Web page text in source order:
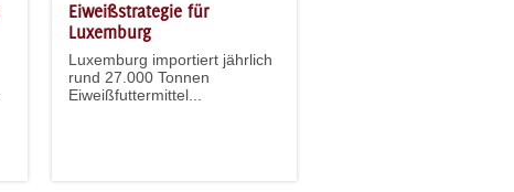
Eiweißstrategie für
Luxemburg
Luxemburg importiert jährlich
rund 27.000 Tonnen
Eiweißfuttermittel...